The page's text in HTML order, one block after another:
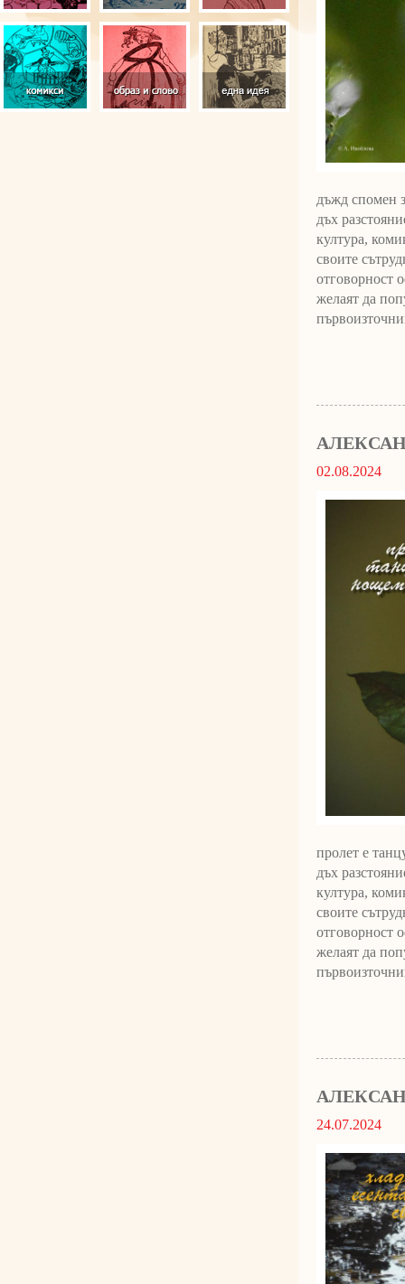
дъжд спомен
дъх
култура,
своите
отговорност
желаят да
02.08.2024
пролет е
дъх
култура,
своите
отговорност
желаят да
24.07.2024